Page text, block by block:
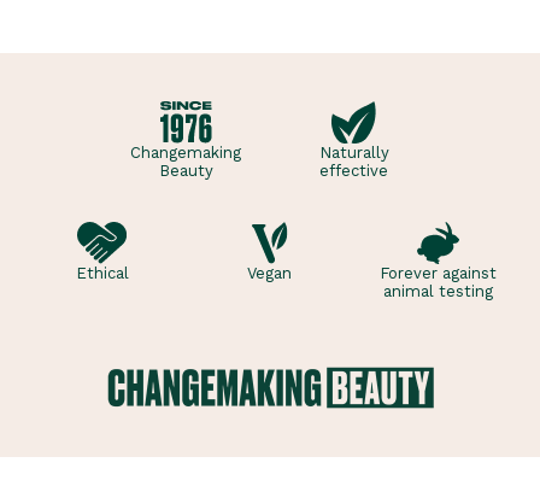
Changemaking
Beauty
Naturally
effective
Ethical Vegan
Forever against
animal testing